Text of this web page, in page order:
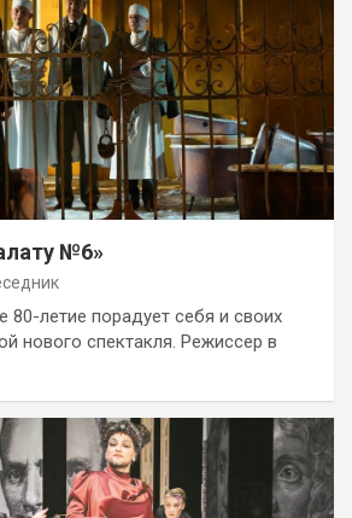
№6»
80-летие порадует себя и своих
нового спектакля. Режиссер в